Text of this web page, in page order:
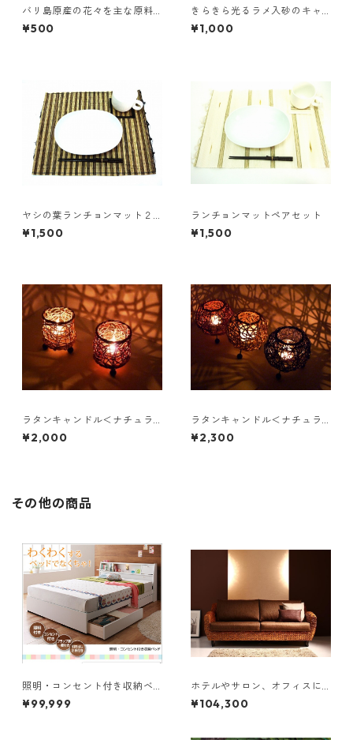
バリ島原産の花々を主な原料
としたお香＜ジャスミン＞
¥500
きらきら光るラメ入砂のキャ
ンドルホルダー
¥1,000
ヤシの葉ランチョンマット２
セット
¥1,500
ランチョンマットペアセット
¥1,500
ラタンキャンドル＜ナチュラ
ル＞
¥2,000
ラタンキャンドル＜ナチュラ
ル＞
¥2,300
その他の商品
照明・コンセント付き収納ベ
ッド Miana ミアーナ 国産ポケ
ットコイルマットレス付き ダ
¥99,999
ホテルやサロン、オフィスに
も 高級リラクシングヒヤシン
スソファ Lamama ラママ ３
¥104,300